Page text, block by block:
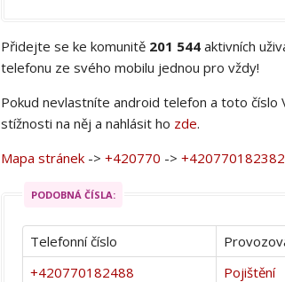
Přidejte se ke komunitě 201 544 aktivních
telefonu ze svého mobilu jednou pro vždy!
Pokud nevlastníte android telefon a toto
stížnosti na něj a nahlásit ho zde.
Mapa stránek -> +420770 -> +420770182382
PODOBNÁ ČÍSLA:
Telefonní číslo
+420770182488
Pojištění